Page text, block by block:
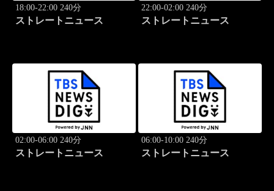
18:00-22:00 240分
ストレートニュース
22:00-02:00 240分
ストレートニュース
02:00-06:00 240分
ストレートニュース
06:00-10:00 240分
ストレートニュース